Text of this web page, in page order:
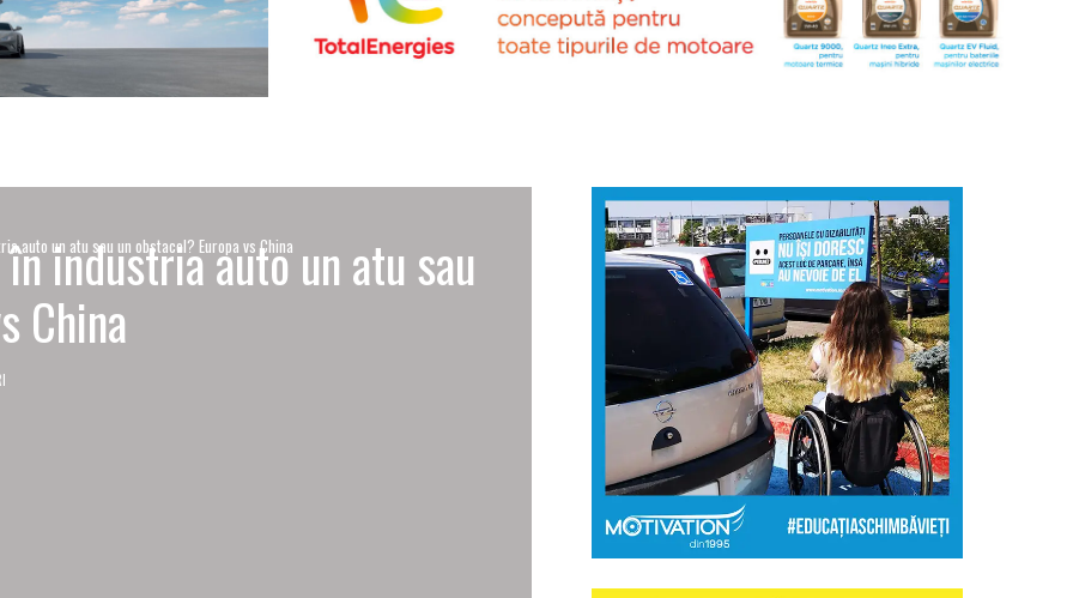
auto un atu sau un obstacol? Europa vs China
industria auto un atu sau
China